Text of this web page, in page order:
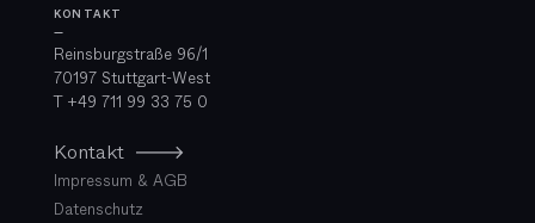
KONTAKT
—
Reinsburgstraße 96/1
70197 Stuttgart-West
T +49 711 99 33 75 0
Kontakt 🡒
Impressum & AGB
Datenschutz